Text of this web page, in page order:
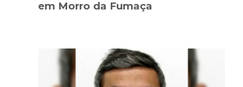
em Morro da Fumaça